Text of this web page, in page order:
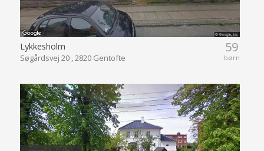
59
børn
Lykkesholm
Søgårdsvej 20 , 2820 Gentofte